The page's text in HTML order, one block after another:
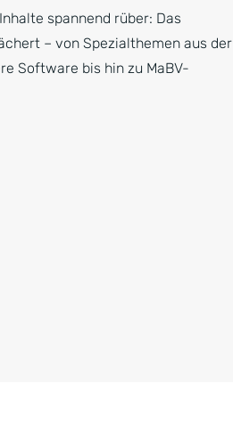
spannend rüber: Das
– von Spezialthemen aus der
Software bis hin zu MaBV-